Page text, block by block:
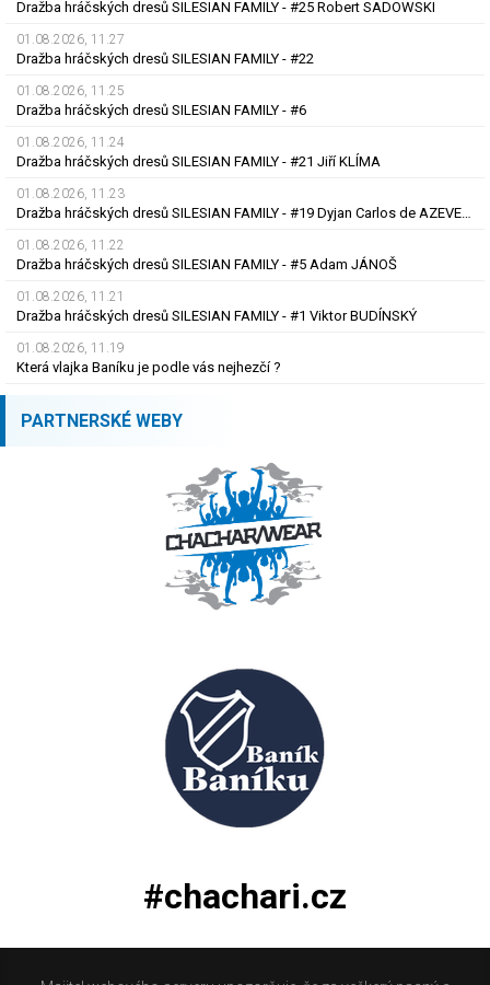
Dražba hráčských dresů SILESIAN FAMILY - #25 Robert SADOWSKI
01.08.2026, 11.27
Dražba hráčských dresů SILESIAN FAMILY - #22
01.08.2026, 11.25
Dražba hráčských dresů SILESIAN FAMILY - #6
01.08.2026, 11.24
Dražba hráčských dresů SILESIAN FAMILY - #21 Jiří KLÍMA
01.08.2026, 11.23
Dražba hráčských dresů SILESIAN FAMILY - #19 Dyjan Carlos de AZEVEDO
01.08.2026, 11.22
Dražba hráčských dresů SILESIAN FAMILY - #5 Adam JÁNOŠ
01.08.2026, 11.21
Dražba hráčských dresů SILESIAN FAMILY - #1 Viktor BUDÍNSKÝ
01.08.2026, 11.19
Která vlajka Baníku je podle vás nejhezčí ?
PARTNERSKÉ WEBY
#chachari.cz